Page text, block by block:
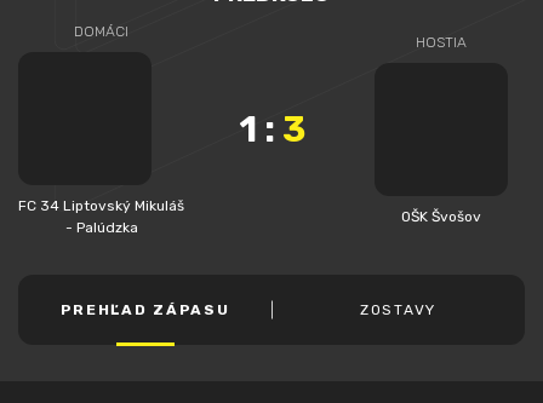
DOMÁCI
FC 34 Liptovský Mikuláš
- Palúdzka
1 : 3
HOSTIA
OŠK Švošov
PREHĽAD ZÁPASU ZOSTAVY